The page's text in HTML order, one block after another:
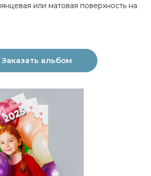
или матовая поверхность на
Заказать альбом